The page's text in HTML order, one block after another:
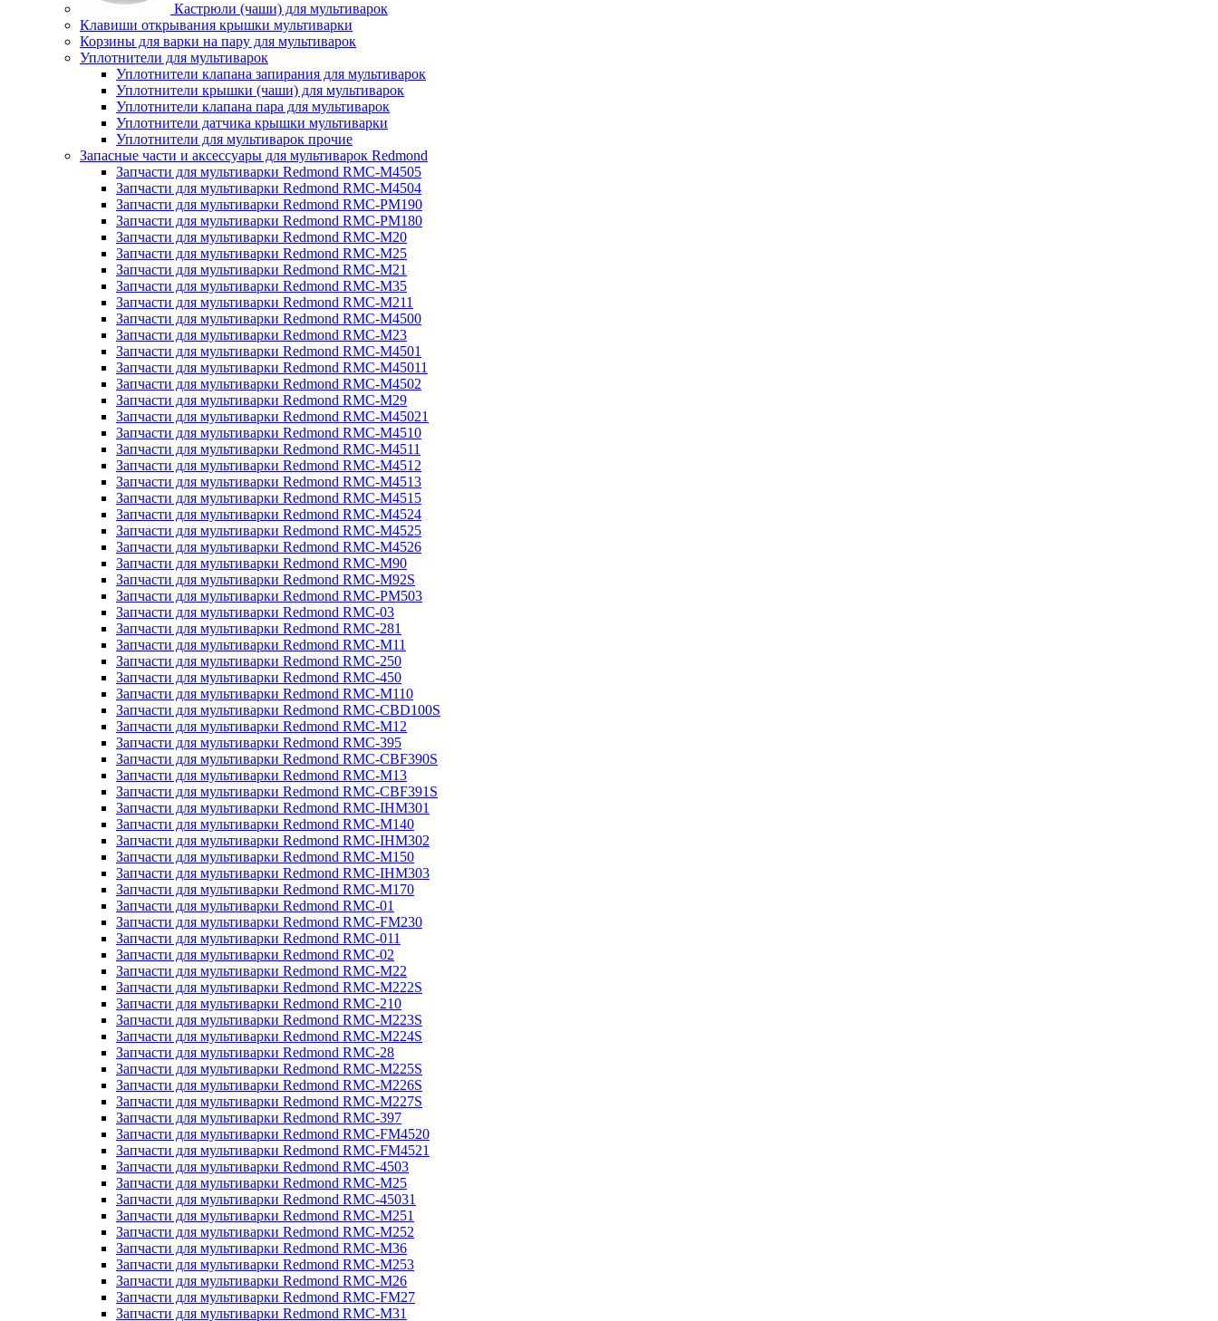
Кастрюли (чаши) для мультиварок
Клавиши открывания крышки мультиварки
Корзины для варки на пару для мультиварок
Уплотнители для мультиварок
Уплотнители клапана запирания для мультиварок
Уплотнители крышки (чаши) для мультиварок
Уплотнители клапана пара для мультиварок
Уплотнители датчика крышки мультиварки
Уплотнители для мультиварок прочие
Запасные части и аксессуары для мультиварок Redmond
Запчасти для мультиварки Redmond RMC-M4505
Запчасти для мультиварки Redmond RMC-M4504
Запчасти для мультиварки Redmond RMC-PM190
Запчасти для мультиварки Redmond RMC-PM180
Запчасти для мультиварки Redmond RMC-M20
Запчасти для мультиварки Redmond RMC-M25
Запчасти для мультиварки Redmond RMC-M21
Запчасти для мультиварки Redmond RMC-M35
Запчасти для мультиварки Redmond RMC-M211
Запчасти для мультиварки Redmond RMC-M4500
Запчасти для мультиварки Redmond RMC-M23
Запчасти для мультиварки Redmond RMC-M4501
Запчасти для мультиварки Redmond RMC-M45011
Запчасти для мультиварки Redmond RMC-M4502
Запчасти для мультиварки Redmond RMC-M29
Запчасти для мультиварки Redmond RMC-M45021
Запчасти для мультиварки Redmond RMC-M4510
Запчасти для мультиварки Redmond RMC-M4511
Запчасти для мультиварки Redmond RMC-M4512
Запчасти для мультиварки Redmond RMC-M4513
Запчасти для мультиварки Redmond RMC-M4515
Запчасти для мультиварки Redmond RMC-M4524
Запчасти для мультиварки Redmond RMC-M4525
Запчасти для мультиварки Redmond RMC-M4526
Запчасти для мультиварки Redmond RMC-M90
Запчасти для мультиварки Redmond RMC-M92S
Запчасти для мультиварки Redmond RMC-PM503
Запчасти для мультиварки Redmond RMC-03
Запчасти для мультиварки Redmond RMC-281
Запчасти для мультиварки Redmond RMC-M11
Запчасти для мультиварки Redmond RMC-250
Запчасти для мультиварки Redmond RMC-450
Запчасти для мультиварки Redmond RMC-M110
Запчасти для мультиварки Redmond RMC-CBD100S
Запчасти для мультиварки Redmond RMC-M12
Запчасти для мультиварки Redmond RMC-395
Запчасти для мультиварки Redmond RMC-CBF390S
Запчасти для мультиварки Redmond RMC-M13
Запчасти для мультиварки Redmond RMC-CBF391S
Запчасти для мультиварки Redmond RMC-IHM301
Запчасти для мультиварки Redmond RMC-M140
Запчасти для мультиварки Redmond RMC-IHM302
Запчасти для мультиварки Redmond RMC-M150
Запчасти для мультиварки Redmond RMC-IHM303
Запчасти для мультиварки Redmond RMC-M170
Запчасти для мультиварки Redmond RMC-01
Запчасти для мультиварки Redmond RMC-FM230
Запчасти для мультиварки Redmond RMC-011
Запчасти для мультиварки Redmond RMC-02
Запчасти для мультиварки Redmond RMC-M22
Запчасти для мультиварки Redmond RMC-M222S
Запчасти для мультиварки Redmond RMC-210
Запчасти для мультиварки Redmond RMC-M223S
Запчасти для мультиварки Redmond RMC-M224S
Запчасти для мультиварки Redmond RMC-28
Запчасти для мультиварки Redmond RMC-M225S
Запчасти для мультиварки Redmond RMC-M226S
Запчасти для мультиварки Redmond RMC-M227S
Запчасти для мультиварки Redmond RMC-397
Запчасти для мультиварки Redmond RMC-FM4520
Запчасти для мультиварки Redmond RMC-FM4521
Запчасти для мультиварки Redmond RMC-4503
Запчасти для мультиварки Redmond RMC-M25
Запчасти для мультиварки Redmond RMC-45031
Запчасти для мультиварки Redmond RMC-M251
Запчасти для мультиварки Redmond RMC-M252
Запчасти для мультиварки Redmond RMC-M36
Запчасти для мультиварки Redmond RMC-M253
Запчасти для мультиварки Redmond RMC-M26
Запчасти для мультиварки Redmond RMC-FM27
Запчасти для мультиварки Redmond RMC-M31